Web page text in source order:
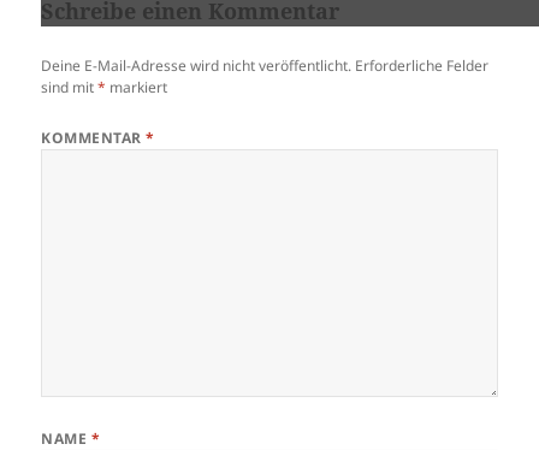
Schreibe einen Kommentar
Deine E-Mail-Adresse wird nicht veröffentlicht. Erforderliche Felder
sind mit* markiert
KOMMENTAR*
NAME *